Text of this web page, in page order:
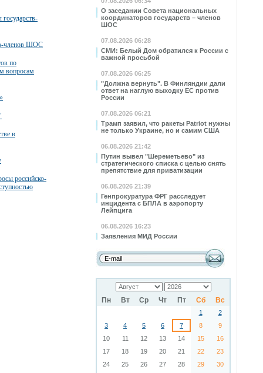
О заседании Совета национальных
координаторов государств – членов
ШОС
07.08.2026 06:28
СМИ: Белый Дом обратился к России с
важной просьбой
07.08.2026 06:25
"Должна вернуть". В Финляндии дали
ответ на наглую выходку ЕС против
России
07.08.2026 06:21
Трамп заявил, что ракеты Patriot нужны
не только Украине, но и самим США
06.08.2026 21:42
Путин вывел "Шереметьево" из
стратегического списка с целью снять
препятствие для приватизации
06.08.2026 21:39
Генпрокуратура ФРГ расследует
инцидента с БПЛА в аэропорту
Лейпцига
06.08.2026 16:23
Заявления МИД России
Пн Вт Ср Чт Пт Сб Вс
1
2
3
4 5 6 7 8
9
10
11 12 13 14 15
16
17
18 19 20 21 22
23
24
25 26 27 28 29 30
членов ШОС
по
вопросам
в
российско-